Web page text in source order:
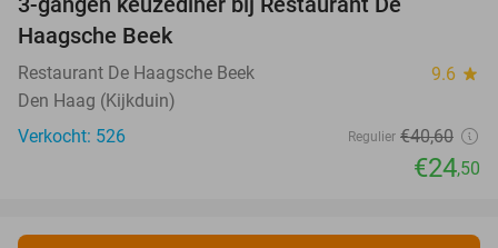
Haagsche Beek
Restaurant De Haagsche Beek 9.6 star
Den Haag (Kijkduin)
Verkocht: 526
Regulier €40,60
€24,50